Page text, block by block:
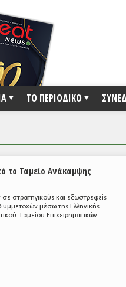
ΤΟ ΠΕΡΙΟΔΙΚΟ
το Ταμείο Ανάκαμψης
στρατηγικούς και εξωστρεφείς
Συμμετοχών μέσω της Ελληνικής
Ταμείου Επιχειρηματικών